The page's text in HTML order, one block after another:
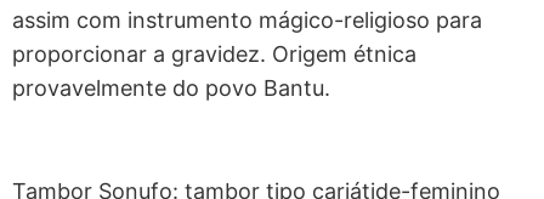
assim com instrumento mágico-religioso para
proporcionar a gravidez. Origem étnica
provavelmente do povo Bantu.
Tambor Sonufo: tambor tipo cariátide-feminino